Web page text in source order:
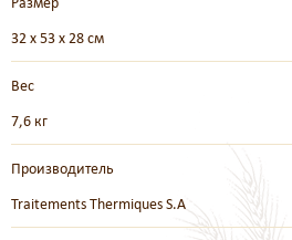
32 х 53 х 28 см
Вес
7,6 кг
Производитель
Traitements Thermiques S.A